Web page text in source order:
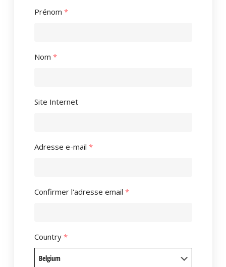
Prénom *
Nom *
Site Internet
Adresse e-mail *
Confirmer l'adresse email *
Country *